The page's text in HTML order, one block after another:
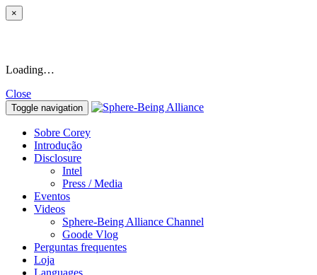
×
Loading…
Close
Toggle navigation
Sobre Corey
Introdução
Disclosure
Intel
Press / Media
Eventos
Videos
Sphere-Being Alliance Channel
Goode Vlog
Perguntas frequentes
Loja
Languages